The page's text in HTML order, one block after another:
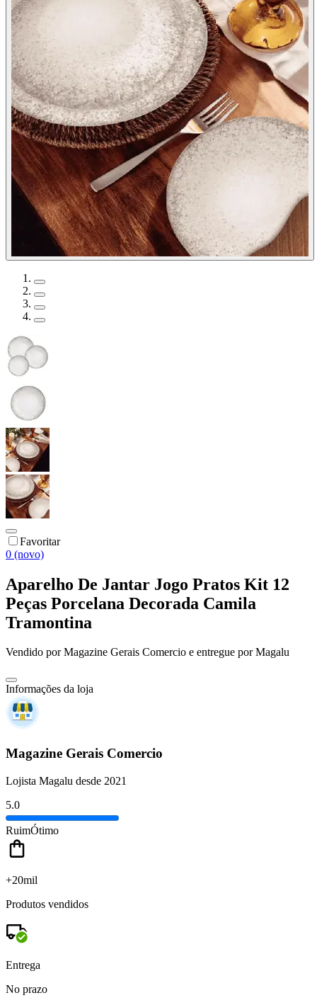
Favoritar
0 (novo)
Aparelho De Jantar Jogo Pratos Kit 12
Peças Porcelana Decorada Camila
Tramontina
Vendido porMagazine Gerais Comercio e entregue por Magalu
Informações da loja
Magazine Gerais Comercio
Lojista Magalu desde 2021
5.0
RuimÓtimo
+20mil
Produtos vendidos
Entrega
No prazo